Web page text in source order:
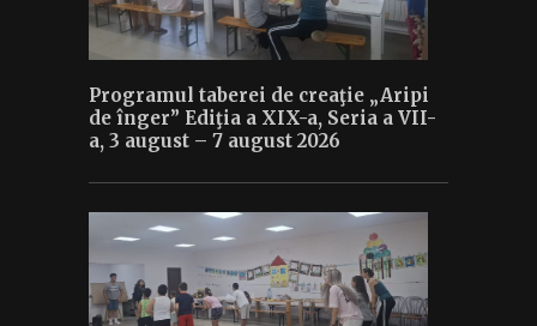
Programul taberei de creaţie „Aripi
de înger” Ediţia a XIX-a, Seria a VII-
a, 3 august – 7 august 2026